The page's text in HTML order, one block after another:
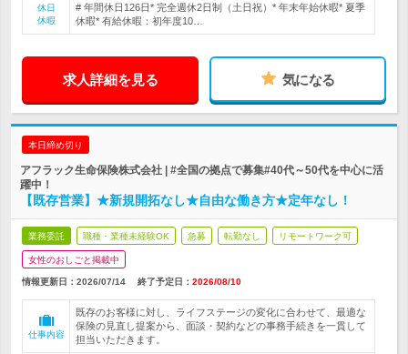
休日
休暇
# 年間休日126日* 完全週休2日制（土日祝）* 年末年始休暇* 夏季
休暇* 有給休暇：初年度10…
求人詳細を見る 気になる
本日締め切り
アフラック生命保険株式会社 | #全国の拠点で募集#40代～50代を中心に活
躍中！
【既存営業】★新規開拓なし★自由な働き方★定年なし！
業務委託 職種・業種未経験OK 急募 転勤なし リモートワーク可
女性のおしごと掲載中
情報更新日：2026/07/14 終了予定日： 2026/08/10
仕事内容
既存のお客様に対し、ライフステージの変化に合わせて、最適な
保険の見直し提案から、面談・契約などの事務手続きを一貫して
担当いただきます。